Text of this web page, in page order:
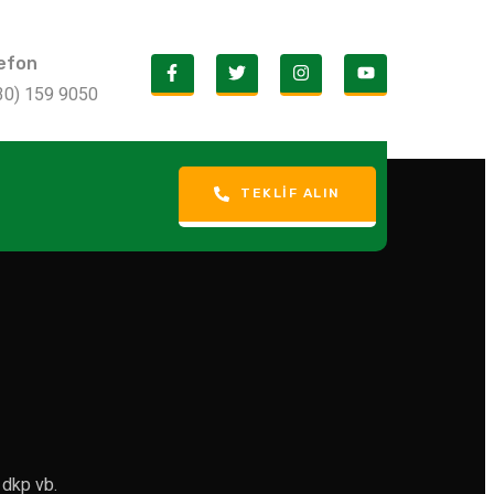
159 9050
TEKLIF ALIN
vb.